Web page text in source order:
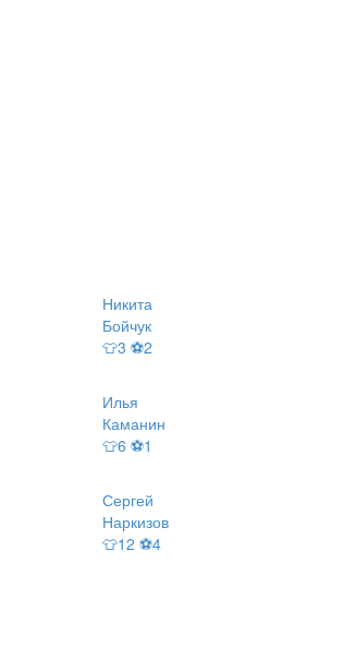
Никита
Бойчук
👕3 ⚽2
Илья
Каманин
👕6 ⚽1
Сергей
Наркизов
👕12 ⚽4